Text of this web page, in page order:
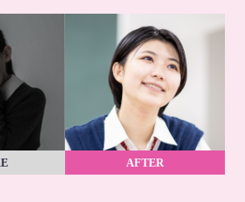
AFTER